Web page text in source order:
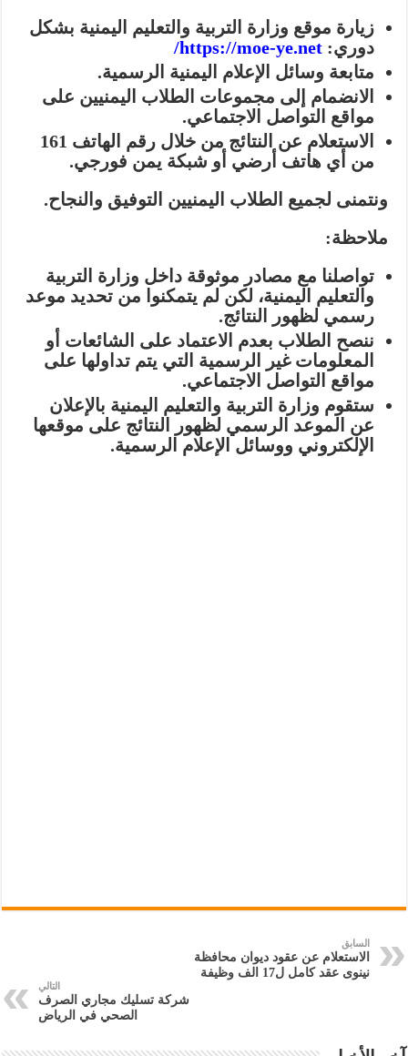
زيارة موقع وزارة التربية والتعليم اليمنية بشكل
دوري: https://moe-ye.net/
متابعة وسائل الإعلام اليمنية الرسمية.
الانضمام إلى مجموعات الطلاب اليمنيين على
مواقع التواصل الاجتماعي.
الاستعلام عن النتائج من خلال رقم الهاتف 161
من أي هاتف أرضي أو شبكة يمن فورجي.
ونتمنى لجميع الطلاب اليمنيين التوفيق والنجاح.
ملاحظة:
تواصلنا مع مصادر موثوقة داخل وزارة التربية
والتعليم اليمنية، لكن لم يتمكنوا من تحديد موعد
رسمي لظهور النتائج.
ننصح الطلاب بعدم الاعتماد على الشائعات أو
المعلومات غير الرسمية التي يتم تداولها على
مواقع التواصل الاجتماعي.
ستقوم وزارة التربية والتعليم اليمنية بالإعلان
عن الموعد الرسمي لظهور النتائج على موقعها
الإلكتروني ووسائل الإعلام الرسمية.
السابق
الاستعلام عن عقود ديوان محافظة
نينوى عقد كامل ل17 الف وظيفة
التالي
شركة تسليك مجاري الصرف
الصحي في الرياض